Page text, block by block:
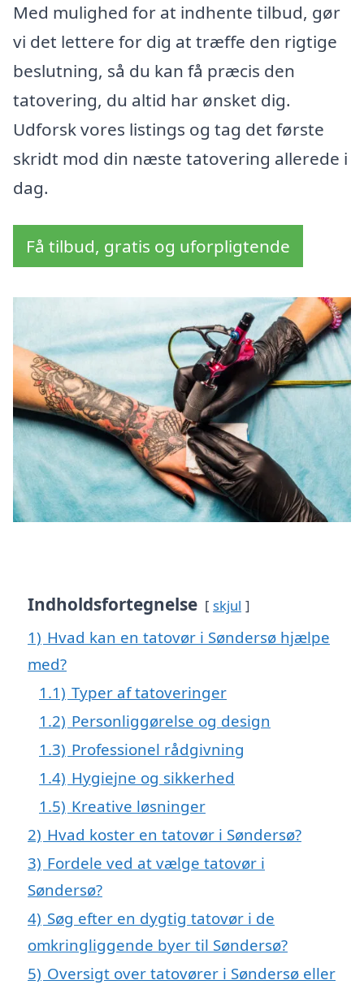
Med mulighed for at indhente tilbud, gør
vi det lettere for dig at træffe den rigtige
beslutning, så du kan få præcis den
tatovering, du altid har ønsket dig.
Udforsk vores listings og tag det første
skridt mod din næste tatovering allerede i
dag.
Få tilbud, gratis og uforpligtende
Indholdsfortegnelse skjul
1) Hvad kan en tatovør i Søndersø hjælpe
med?
1.1) Typer af tatoveringer
1.2) Personliggørelse og design
1.3) Professionel rådgivning
1.4) Hygiejne og sikkerhed
1.5) Kreative løsninger
2) Hvad koster en tatovør i Søndersø?
3) Fordele ved at vælge tatovør i
Søndersø?
4) Søg efter en dygtig tatovør i de
omkringliggende byer til Søndersø?
5) Oversigt over tatovører i Søndersø eller